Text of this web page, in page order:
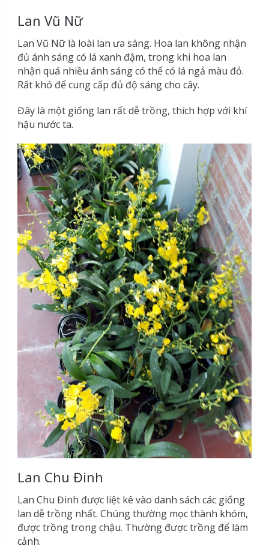
Lan Vũ Nữ
Lan Vũ Nữ là loài lan ưa sáng. Hoa lan không nhận
đủ ánh sáng có lá xanh đậm, trong khi hoa lan
nhận quá nhiều ánh sáng có thể có lá ngả màu đỏ.
Rất khó để cung cấp đủ độ sáng cho cây.
Đây là một giống lan rất dễ trồng, thích hợp với khí
hậu nước ta.
Lan Chu Đinh
Lan Chu Đinh được liệt kê vào danh sách các giống
lan dễ trồng nhất. Chúng thường mọc thành khóm,
được trồng trong chậu. Thường được trồng để làm
cảnh.